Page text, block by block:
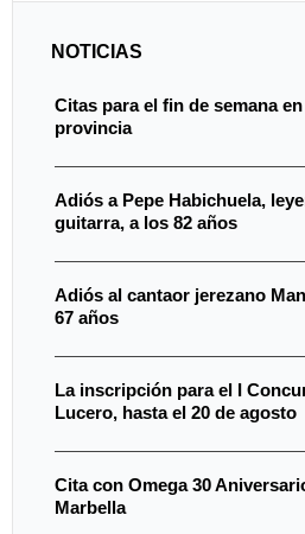
NOTICIAS
Citas para el fin de semana
provincia
Adiós a Pepe Habichuela,
guitarra, a los 82 años
Adiós al cantaor jerezano
67 años
La inscripción para el I
Lucero, hasta el 20 de agosto
Cita con Omega 30
Marbella